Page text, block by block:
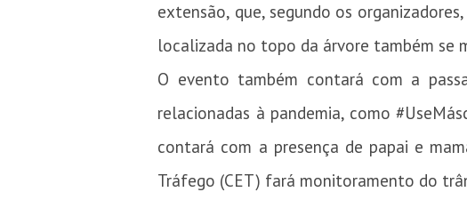
extensão, que, segundo os
localizada no topo da árvore também se
O evento também contará com a
relacionadas à pandemia, como
contará com a presença de papai e
Tráfego (CET) fará monitoramento do